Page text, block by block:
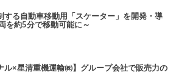
する自動車移動用「スケーター」を開発・導
を約5分で移動可能に～
ル×星清重機運輸㈱】グループ会社で販売力の